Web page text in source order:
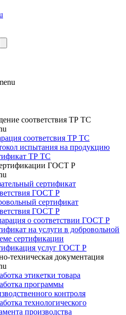
соответствия ТР ТС
соответсвия ТР ТС
испытания на продукцию
ТР ТС
ГОСТ Р
сертификат
ГОСТ Р
сертификат
ГОСТ Р
о соответствии ГОСТ Р
на услуги в добровольной
сертификации
услуг ГОСТ Р
техническая документация
этикетки товара
программы
контроля
технологического
производства